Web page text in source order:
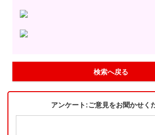
検索へ戻る
アンケート:ご意見をお聞かせく